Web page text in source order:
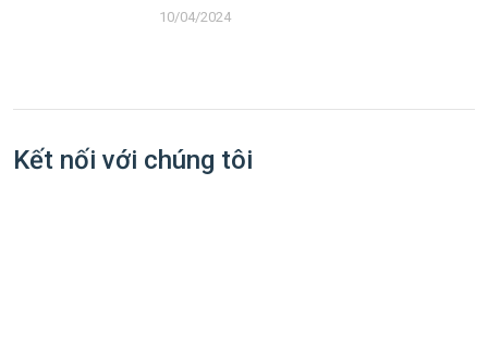
10/04/2024
Kết nối với chúng tôi